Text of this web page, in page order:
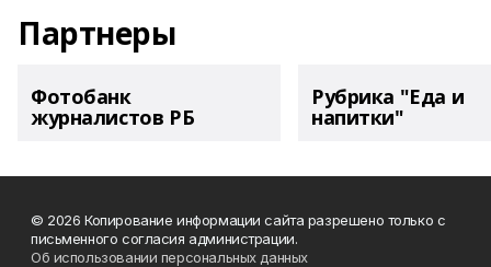
Партнеры
Фотобанк
журналистов РБ
Рубрика "Еда и
напитки"
© 2026 Копирование информации сайта разрешено только с
письменного согласия администрации.
Об использовании персональных данных